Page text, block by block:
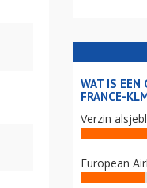
WAT IS EEN
FRANCE-
Verzin
European